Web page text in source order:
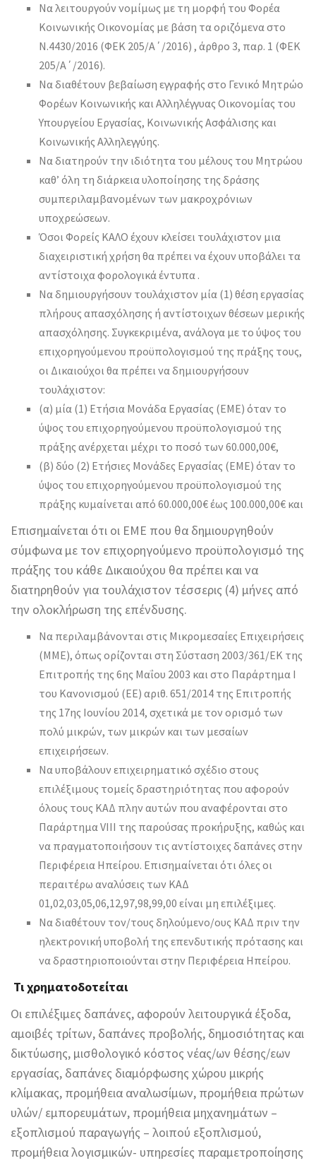
Να λειτουργούν νομίμως με τη μορφή του Φορέα
Κοινωνικής Οικονομίας με βάση τα οριζόμενα στο
Ν.4430/2016 (ΦΕΚ 205/Α΄/2016) , άρθρο 3, παρ. 1 (ΦΕΚ
205/Α΄/2016).
Να διαθέτουν βεβαίωση εγγραφής στο Γενικό Μητρώο
Φορέων Κοινωνικής και Αλληλέγγυας Οικονομίας του
Υπουργείου Εργασίας, Κοινωνικής Ασφάλισης και
Κοινωνικής Αλληλεγγύης.
Να διατηρούν την ιδιότητα του μέλους του Μητρώου
καθ’ όλη τη διάρκεια υλοποίησης της δράσης
συμπεριλαμβανομένων των μακροχρόνιων
υποχρεώσεων.
Όσοι Φορείς ΚΑΛΟ έχουν κλείσει τουλάχιστον μια
διαχειριστική χρήση θα πρέπει να έχουν υποβάλει τα
αντίστοιχα φορολογικά έντυπα .
Να δημιουργήσουν τουλάχιστον μία (1) θέση εργασίας
πλήρους απασχόλησης ή αντίστοιχων θέσεων μερικής
απασχόλησης. Συγκεκριμένα, ανάλογα με το ύψος του
επιχορηγούμενου προϋπολογισμού της πράξης τους,
οι Δικαιούχοι θα πρέπει να δημιουργήσουν
τουλάχιστον:
(α) μία (1) Ετήσια Μονάδα Εργασίας (ΕΜΕ) όταν το
ύψος του επιχορηγούμενου προϋπολογισμού της
πράξης ανέρχεται μέχρι το ποσό των 60.000,00€,
(β) δύο (2) Ετήσιες Μονάδες Εργασίας (ΕΜΕ) όταν το
ύψος του επιχορηγούμενου προϋπολογισμού της
πράξης κυμαίνεται από 60.000,00€ έως 100.000,00€ και
Επισημαίνεται ότι οι ΕΜΕ που θα δημιουργηθούν
σύμφωνα με τον επιχορηγούμενο προϋπολογισμό της
πράξης του κάθε Δικαιούχου θα πρέπει και να
διατηρηθούν για τουλάχιστον τέσσερις (4) μήνες από
την ολοκλήρωση της επένδυσης.
Να περιλαμβάνονται στις Μικρομεσαίες Επιχειρήσεις
(ΜΜΕ), όπως ορίζονται στη Σύσταση 2003/361/ΕΚ της
Επιτροπής της 6ης Μαΐου 2003 και στο Παράρτημα Ι
του Κανονισμού (ΕΕ) αριθ. 651/2014 της Επιτροπής
της 17ης Ιουνίου 2014, σχετικά με τον ορισμό των
πολύ μικρών, των μικρών και των μεσαίων
επιχειρήσεων.
Να υποβάλουν επιχειρηματικό σχέδιο στους
επιλέξιμους τομείς δραστηριότητας που αφορούν
όλους τους ΚΑΔ πλην αυτών που αναφέρονται στο
Παράρτημα VIII της παρούσας προκήρυξης, καθώς και
να πραγματοποιήσουν τις αντίστοιχες δαπάνες στην
Περιφέρεια Ηπείρου. Επισημαίνεται ότι όλες οι
περαιτέρω αναλύσεις των ΚΑΔ
01,02,03,05,06,12,97,98,99,00 είναι μη επιλέξιμες.
Να διαθέτουν τον/τους δηλούμενο/ους ΚΑΔ πριν την
ηλεκτρονική υποβολή της επενδυτικής πρότασης και
να δραστηριοποιούνται στην Περιφέρεια Ηπείρου.
Τι χρηματοδοτείται
Οι επιλέξιμες δαπάνες, αφορούν λειτουργικά έξοδα,
αμοιβές τρίτων, δαπάνες προβολής, δημοσιότητας και
δικτύωσης, μισθολογικό κόστος νέας/ων θέσης/εων
εργασίας, δαπάνες διαμόρφωσης χώρου μικρής
κλίμακας, προμήθεια αναλωσίμων, προμήθεια πρώτων
υλών/ εμπορευμάτων, προμήθεια μηχανημάτων –
εξοπλισμού παραγωγής – λοιπού εξοπλισμού,
προμήθεια λογισμικών- υπηρεσίες παραμετροποίησης